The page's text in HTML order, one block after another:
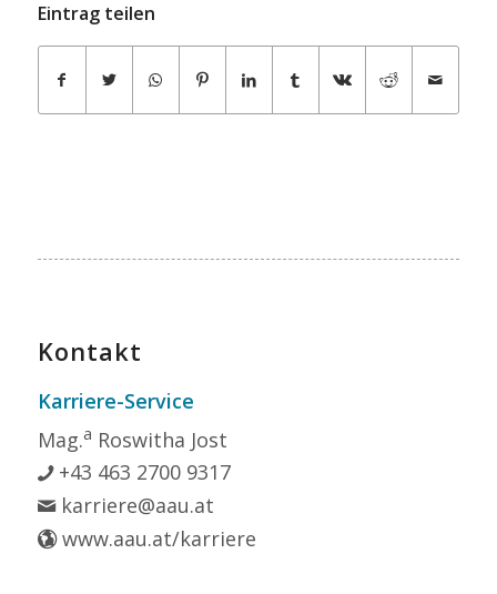
Eintrag teilen
Kontakt
Karriere-Service
Mag.a Roswitha Jost
+43 463 2700 9317
karriere@aau.at
www.aau.at/karriere